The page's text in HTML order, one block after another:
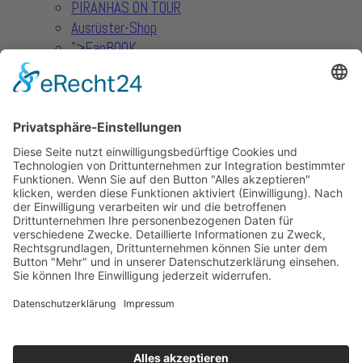
PIRANHAS ON TOUR
Ausrüster-Shop
">FanBOOK
Piranhas TV
Sportdeutschland TV
Verein
Der Verein
Kontakt
Partner
Unterstützer
Nachwuchs Unterstützer
Sponsoring-Möglichkeiten
Downloads
Reisekosten